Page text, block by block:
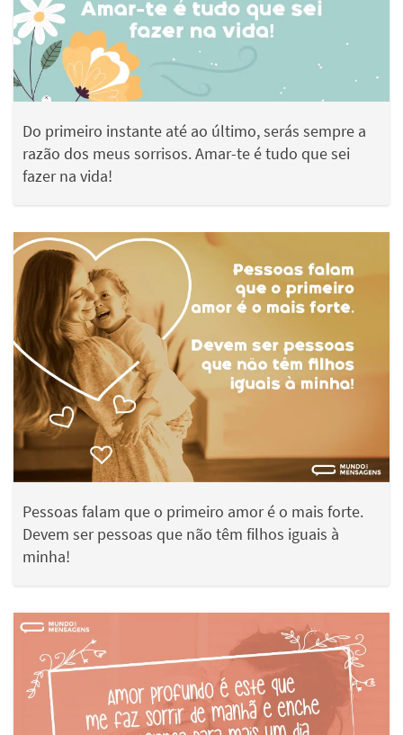
Do primeiro instante até ao último, serás sempre a
razão dos meus sorrisos. Amar-te é tudo que sei
fazer na vida!
Pessoas falam que o primeiro amor é o mais forte.
Devem ser pessoas que não têm filhos iguais à
minha!